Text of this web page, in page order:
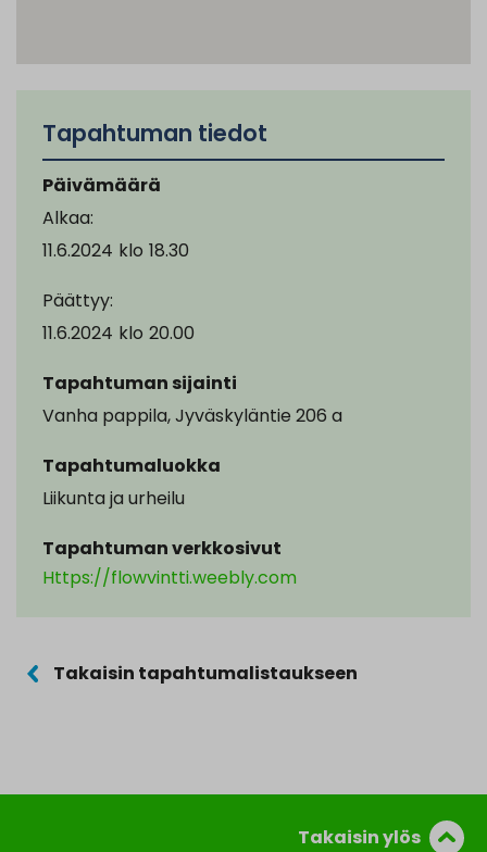
Tapahtuman tiedot
Päivämäärä
Alkaa:
11.6.2024 klo 18.30
Päättyy:
11.6.2024 klo 20.00
Tapahtuman sijainti
Vanha pappila, Jyväskyläntie 206 a
Tapahtumaluokka
Liikunta ja urheilu
Tapahtuman verkkosivut
Https://flowvintti.weebly.com
Takaisin tapahtumalistaukseen
Takaisin ylös